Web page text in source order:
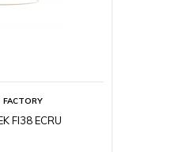
FI38 ECRU